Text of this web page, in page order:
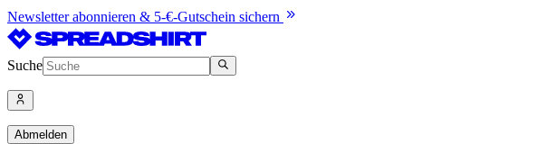
Newsletter abonnieren & 5-€-Gutschein sichern
Suche
Abmelden